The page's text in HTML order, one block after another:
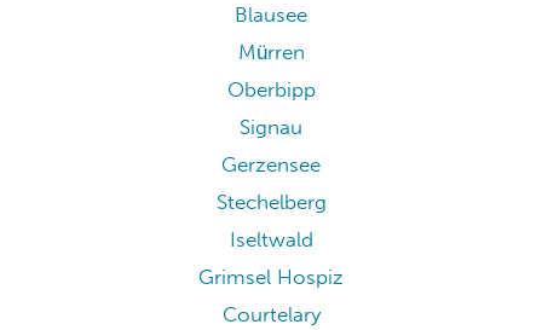
Blausee
Mürren
Oberbipp
Signau
Gerzensee
Stechelberg
Iseltwald
Grimsel Hospiz
Courtelary